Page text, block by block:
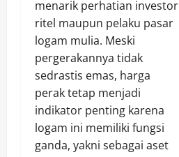
menarik perhatian investor
ritel maupun pelaku pasar
logam mulia. Meski
pergerakannya tidak
sedrastis emas, harga
perak tetap menjadi
indikator penting karena
logam ini memiliki fungsi
ganda, yakni sebagai aset